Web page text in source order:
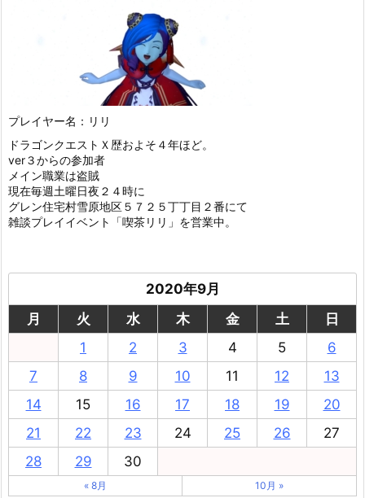
プレイヤー名：リリ
ドラゴンクエストＸ歴およそ４年ほど。
ver３からの参加者
メイン職業は盗賊
現在毎週土曜日夜２４時に
グレン住宅村雪原地区５７２５丁丁目２番にて
雑談プレイイベント「喫茶リリ」を営業中。
2020年9月
月
火 水 木 金 土
日
1
2 3 4 5
6
7
8 9 10 11 12
13
14
15 16 17 18 19
20
21
22 23 24 25 26
27
28
29 30
« 8月 10月 »